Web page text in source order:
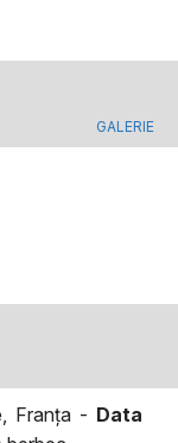
GALERIE
Franţa - Data